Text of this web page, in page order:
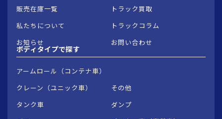
販売在庫一覧
トラック買取
私たちについて
トラックコラム
お知らせ
お問い合わせ
ボディタイプで探す
アームロール（コンテナ車）
クレーン（ユニック車）
その他
タンク車
ダンプ